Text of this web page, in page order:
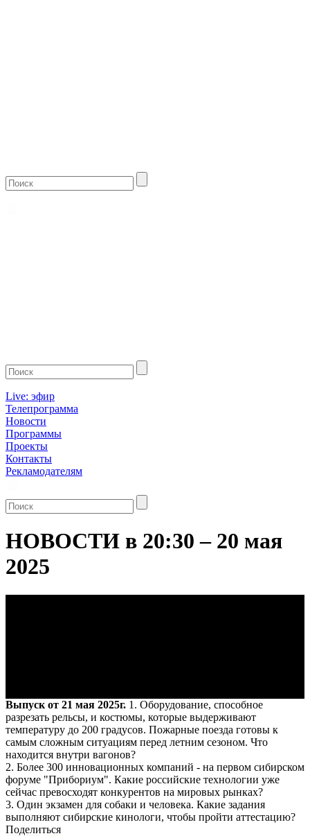
Live: эфир
Телепрограмма
Новости
Программы
Проекты
Контакты
Рекламодателям
НОВОСТИ в 20:30 – 20 мая
2025
Выпуск от 21 мая 2025г. 1. Оборудование, способное
разрезать рельсы, и костюмы, которые выдерживают
температуру до 200 градусов. Пожарные поезда готовы к
самым сложным ситуациям перед летним сезоном. Что
находится внутри вагонов?
2. Более 300 инновационных компаний - на первом сибирском
форуме "Прибориум". Какие российские технологии уже
сейчас превосходят конкурентов на мировых рынках?
3. Один экзамен для собаки и человека. Какие задания
выполняют сибирские кинологи, чтобы пройти аттестацию?
Поделиться